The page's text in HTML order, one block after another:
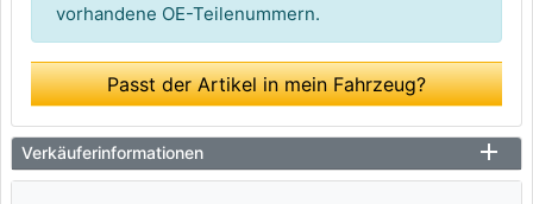
vorhandene OE-Teilenummern.
Passt der Artikel in mein Fahrzeug?
Verkäuferinformationen